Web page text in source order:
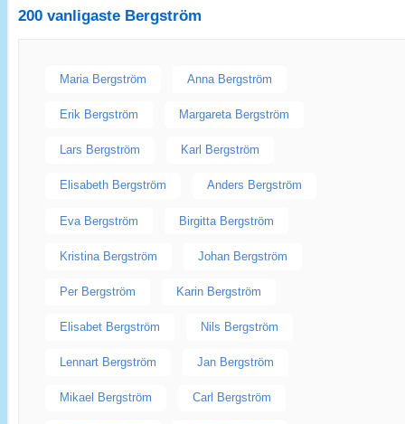
200 vanligaste Bergström
Maria Bergström Anna Bergström
Erik Bergström Margareta Bergström
Lars Bergström Karl Bergström
Elisabeth Bergström Anders Bergström
Eva Bergström Birgitta Bergström
Kristina Bergström Johan Bergström
Per Bergström Karin Bergström
Elisabet Bergström Nils Bergström
Lennart Bergström Jan Bergström
Mikael Bergström Carl Bergström